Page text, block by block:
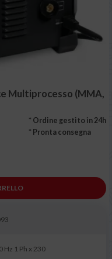
Multiprocesso (MMA,
* Ordine gestito in 24h
* Pronta consegna
Hz 1 Ph x 230